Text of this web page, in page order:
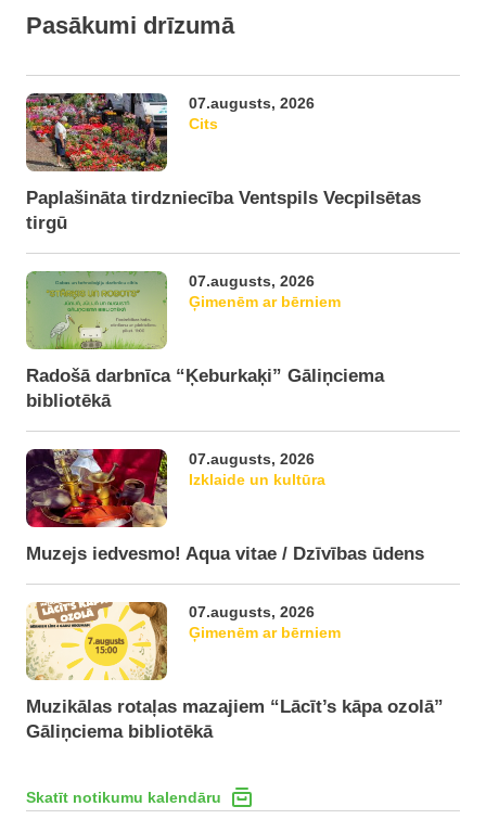
Pasākumi drīzumā
07.augusts, 2026
Cits
Paplašināta tirdzniecība Ventspils Vecpilsētas
tirgū
07.augusts, 2026
Ģimenēm ar bērniem
Radošā darbnīca “Ķeburkaķi” Gāliņciema
bibliotēkā
07.augusts, 2026
Izklaide un kultūra
Muzejs iedvesmo! Aqua vitae / Dzīvības ūdens
07.augusts, 2026
Ģimenēm ar bērniem
Muzikālas rotaļas mazajiem “Lācīt’s kāpa ozolā”
Gāliņciema bibliotēkā
Skatīt notikumu kalendāru